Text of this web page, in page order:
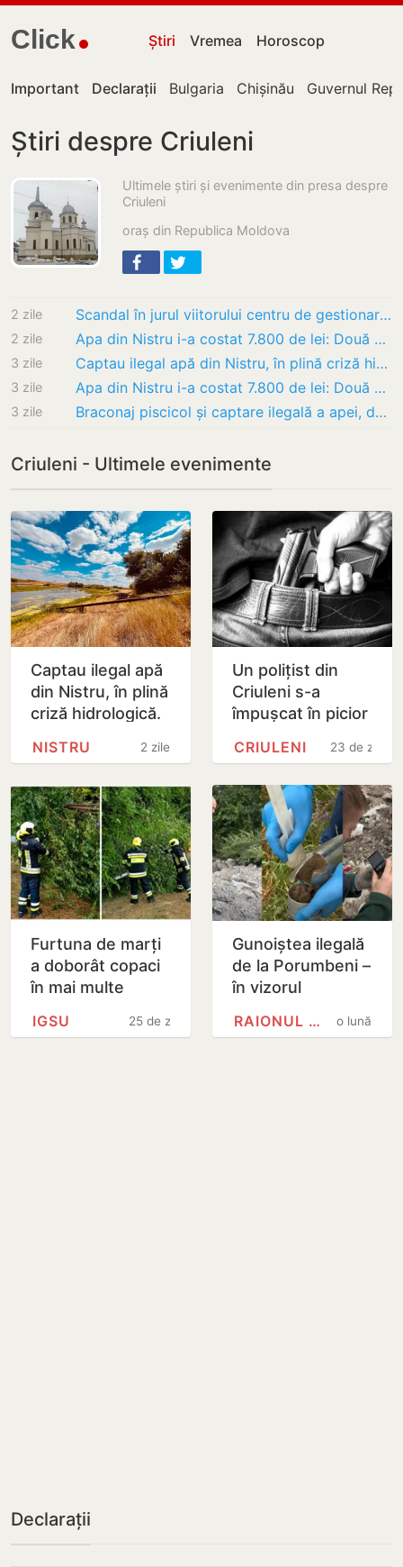
Click Știri Vremea Horoscop
Important Declarații Bulgaria Chișinău Guvernul
Știri despre Criuleni
Ultimele știri și evenimente din presa despre
Criuleni
oraș din Republica Moldova
2 zile Scandal în jurul viitorului centru de gestionare a deșeurilor de la Șerpeni. Localnicii…
2 zile Apa din Nistru i-a costat 7.800 de lei: Două persoane din Criuleni, amendate după ce au…
3 zile Captau ilegal apă din Nistru, în plină criză hidrologică. Doi locuitori din Criuleni,…
3 zile Apa din Nistru i-a costat 7.800 de lei: Două persoane din Criuleni, amendate după ce au…
3 zile Braconaj piscicol și captare ilegală a apei, depistate pe râul Nistru. Amenzi de 7.800 de…
Criuleni - Ultimele evenimente
Captau ilegal apă
din Nistru, în plină
criză hidrologică.
Criuleni, amendați
2 zile
NISTRU
Un polițist din
Criuleni s-a
împușcat în picior
23 de zile
CRIULENI
Furtuna de marți
a doborât copaci
în mai multe
Salvatorii au
25 de zile
IGSU
Gunoiștea ilegală
de la Porumbeni –
în vizorul
mediu
o lună
RAIONUL CRIULENI
Declarații